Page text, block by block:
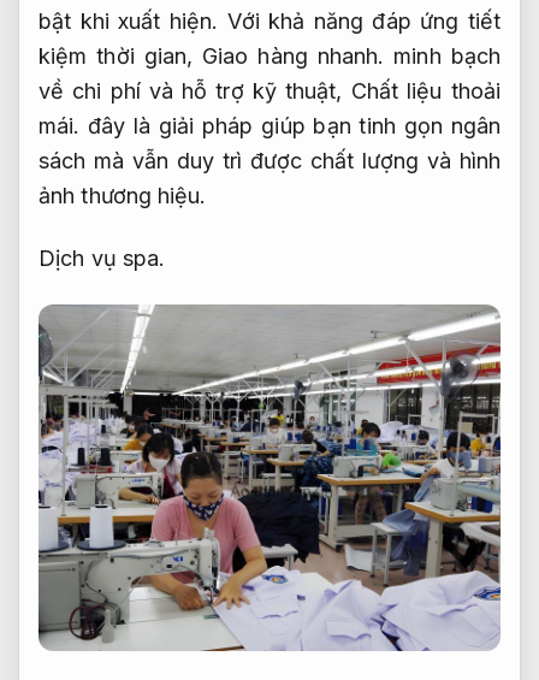
bật khi xuất hiện. Với khả năng đáp ứng tiết
kiệm thời gian, Giao hàng nhanh. minh bạch
về chi phí và hỗ trợ kỹ thuật, Chất liệu thoải
mái. đây là giải pháp giúp bạn tinh gọn ngân
sách mà vẫn duy trì được chất lượng và hình
ảnh thương hiệu.
Dịch vụ spa.